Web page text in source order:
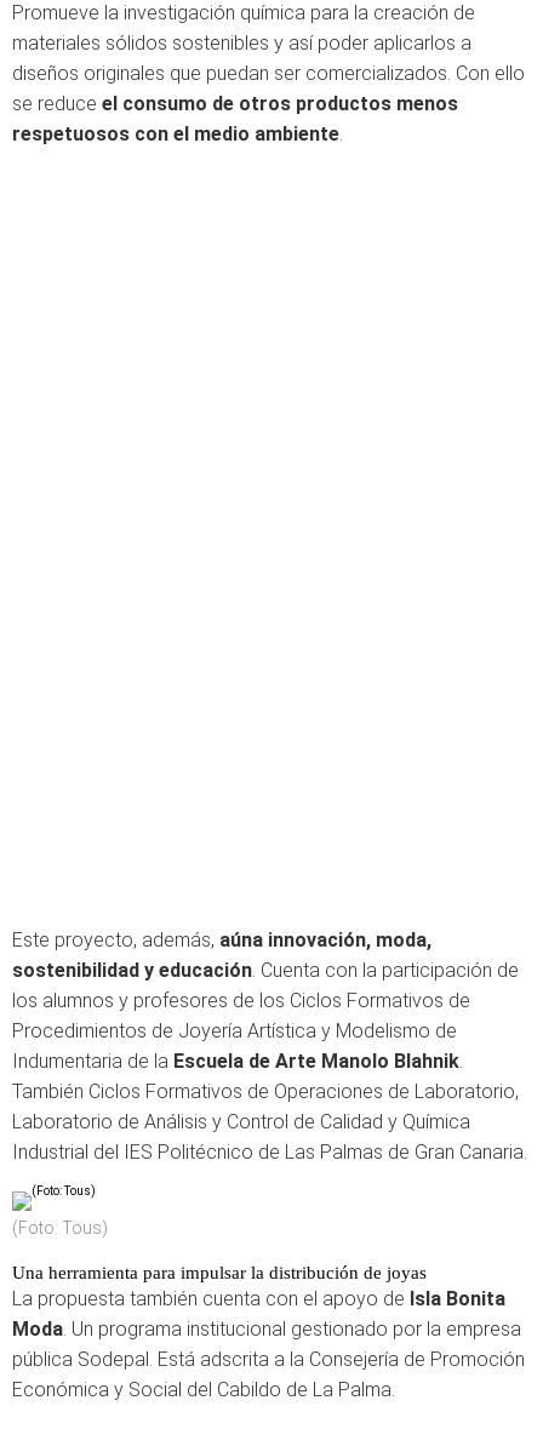
Promueve la investigación química para la creación de
materiales sólidos sostenibles y así poder aplicarlos a
diseños originales que puedan ser comercializados. Con ello
se reduce el consumo de otros productos menos
respetuosos con el medio ambiente.
Este proyecto, además, aúna innovación, moda,
sostenibilidad y educación. Cuenta con la participación de
los alumnos y profesores de los Ciclos Formativos de
Procedimientos de Joyería Artística y Modelismo de
Indumentaria de la Escuela de Arte Manolo Blahnik.
También Ciclos Formativos de Operaciones de Laboratorio,
Laboratorio de Análisis y Control de Calidad y Química
Industrial del IES Politécnico de Las Palmas de Gran Canaria.
(Foto: Tous)
Una herramienta para impulsar la distribución de joyas
La propuesta también cuenta con el apoyo de Isla Bonita
Moda. Un programa institucional gestionado por la empresa
pública Sodepal. Está adscrita a la Consejería de Promoción
Económica y Social del Cabildo de La Palma.